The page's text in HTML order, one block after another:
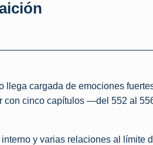
llega cargada de emociones
con cinco capítulos —del 552 al
y varias relaciones al límite